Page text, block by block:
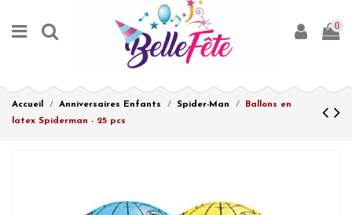
0
Accueil Anniversaires Enfants Spider-Man
Ballons en
latex Spiderman - 25 pcs